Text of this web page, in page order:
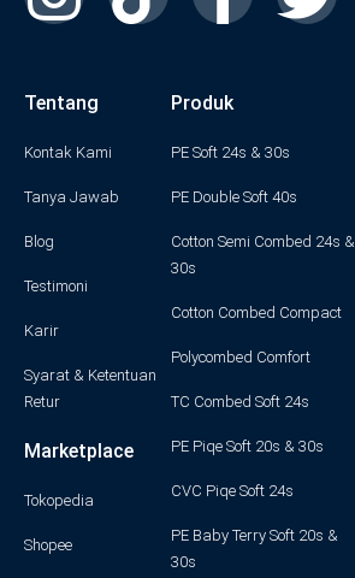
I
n
s
t
a
g
r
a
m
F
a
c
e
b
o
o
k
-
T
t
e
r
Tentang
Kontak Kami
Tanya Jawab
Blog
Testimoni
Karir
Syarat & Ketentuan
Retur
Marketplace
Tokopedia
Shopee
Produk
PE Soft 24s & 30s
PE Double Soft 40s
Cotton Semi Combed 24s &
30s
Cotton Combed Compact
Polycombed Comfort
TC Combed Soft 24s
PE Piqe Soft 20s & 30s
CVC Piqe Soft 24s
PE Baby Terry Soft 20s &
30s